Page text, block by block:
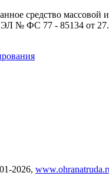
средство массовой
ЭЛ № ФС 77 - 85134 от
2026,